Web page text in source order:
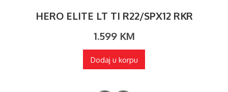
HERO ELITE LT TI R22/SPX12 RKR
1.599 KM
Dodaj u korpu